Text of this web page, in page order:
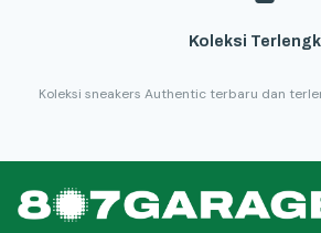
Koleksi
Koleksi sneakers Authentic terbaru dan